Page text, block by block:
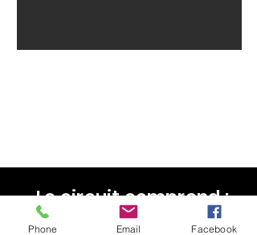
Le circuit comprend :
Guide accompagnateur
Phone Email Facebook